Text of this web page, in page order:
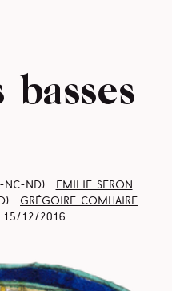
basses
ND) :
Emilie Seron
: Grégoire Comhaire
15/12/2016